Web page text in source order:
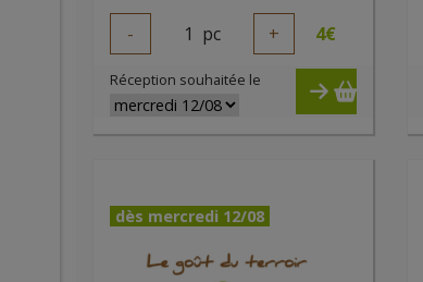
- 1 pc + 4€
Réception souhaitée le
dès mercredi 12/08